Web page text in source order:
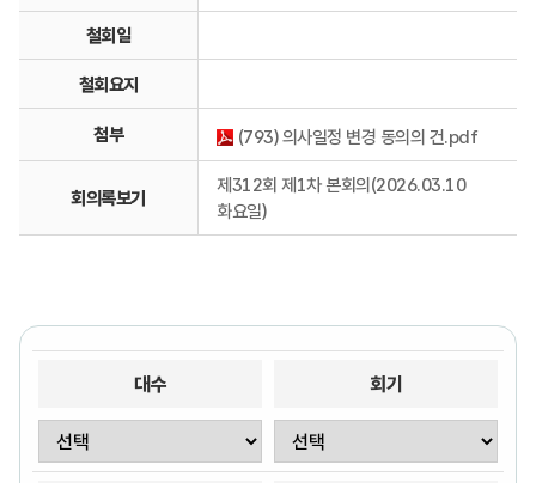
철회일
철회요지
첨부 (793) 의사일정 변경 동의의 건.pdf
회의록보기
제312회 제1차 본회의(2026.03.10
화요일)
대수 회기